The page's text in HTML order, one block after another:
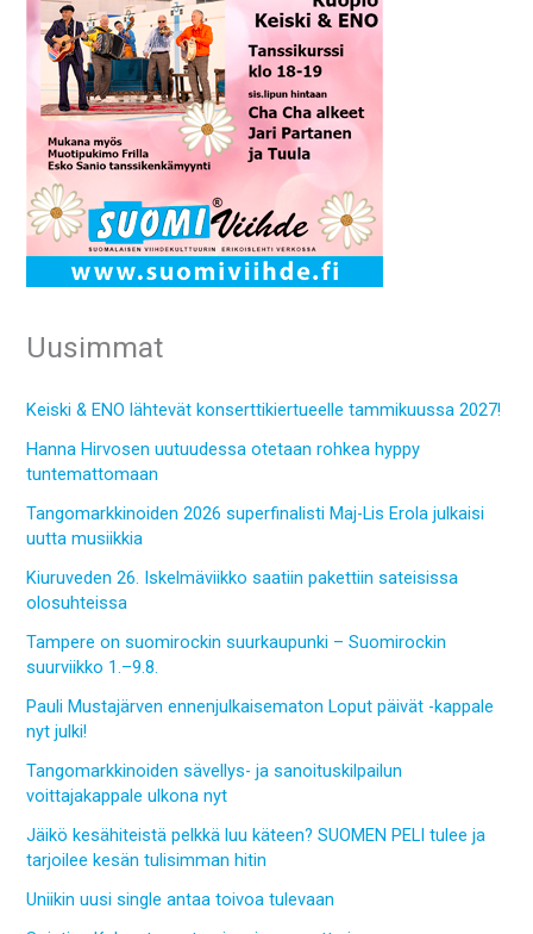
Uusimmat
Keiski & ENO lähtevät konserttikiertueelle tammikuussa 2027!
Hanna Hirvosen uutuudessa otetaan rohkea hyppy
tuntemattomaan
Tangomarkkinoiden 2026 superfinalisti Maj-Lis Erola julkaisi
uutta musiikkia
Kiuruveden 26. Iskelmäviikko saatiin pakettiin sateisissa
olosuhteissa
Tampere on suomirockin suurkaupunki – Suomirockin
suurviikko 1.–9.8.
Pauli Mustajärven ennenjulkaisematon Loput päivät -kappale
nyt julki!
Tangomarkkinoiden sävellys- ja sanoituskilpailun
voittajakappale ulkona nyt
Jäikö kesähiteistä pelkkä luu käteen? SUOMEN PELI tulee ja
tarjoilee kesän tulisimman hitin
Uniikin uusi single antaa toivoa tulevaan